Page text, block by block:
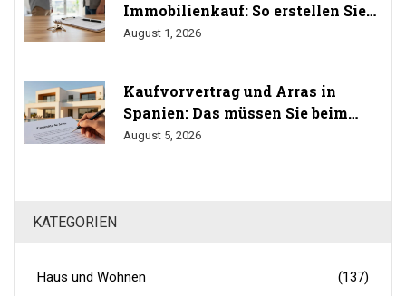
Immobilienkauf: So erstellen Sie
das Übergabeprotokoll richtig
August 1, 2026
Kaufvorvertrag und Arras in
Spanien: Das müssen Sie beim
Immobilienkauf wissen
August 5, 2026
KATEGORIEN
Haus und Wohnen
(137)